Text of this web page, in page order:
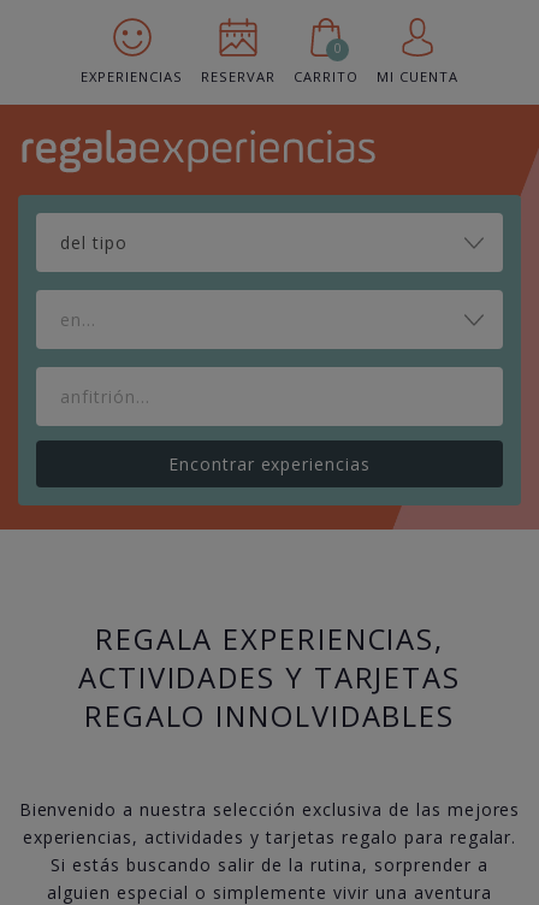
EXPERIENCIAS RESERVAR
0
CARRITO
MI CUENTA
en...
REGALA EXPERIENCIAS,
ACTIVIDADES Y TARJETAS
REGALO INNOLVIDABLES
Bienvenido a nuestra selección exclusiva de las mejores
experiencias, actividades y tarjetas regalo para regalar.
Si estás buscando salir de la rutina, sorprender a
alguien especial o simplemente vivir una aventura